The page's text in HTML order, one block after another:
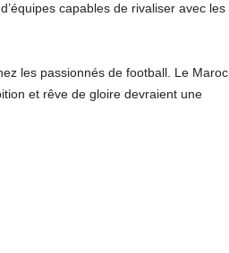
capables de rivaliser avec les
les passionnés de football. Le Maroc
et rêve de gloire devraient une